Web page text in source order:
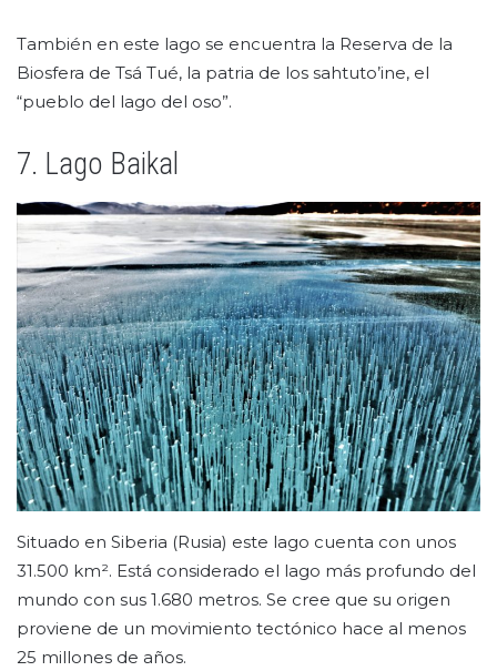
También en este lago se encuentra la Reserva de la
Biosfera de Tsá Tué, la patria de los sahtuto’ine, el
“pueblo del lago del oso”.
7. Lago Baikal
Situado en Siberia (Rusia) este lago cuenta con unos
31.500 km². Está considerado el lago más profundo del
mundo con sus 1.680 metros. Se cree que su origen
proviene de un movimiento tectónico hace al menos
25 millones de años.